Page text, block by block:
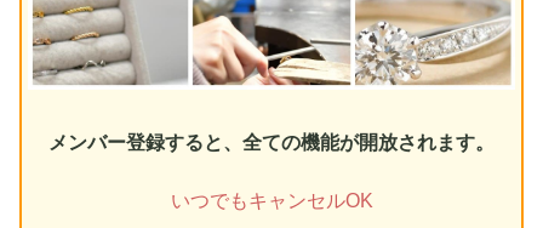
メンバー登録すると、全ての機能が開放されます。
いつでもキャンセルOK